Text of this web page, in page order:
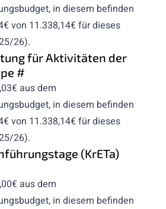
in diesem befinden
von 11.338,14€ für dieses
26).
für Aktivitäten der
#
aus dem
in diesem befinden
von 11.338,14€ für dieses
26).
(KrETa)
aus dem
in diesem befinden